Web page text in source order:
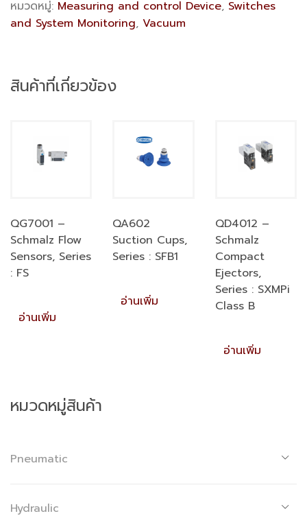
หมวดหมู่: Measuring and control Device, Switches
and System Monitoring, Vacuum
สินค้าที่เกี่ยวข้อง
QG7001 –
Schmalz Flow
Sensors, Series
: FS
อ่านเพิ่ม
QA602
Suction Cups,
Series : SFB1
อ่านเพิ่ม
QD4012 –
Schmalz
Compact
Ejectors,
Series : SXMPi
Class B
อ่านเพิ่ม
หมวดหมู่สินค้า
Pneumatic
Hydraulic